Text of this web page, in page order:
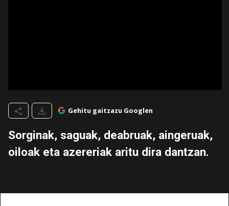
Gehitu gaitzazu Googlen
Sorginak, saguak, deabruak, aingeruak,
oiloak eta azereriak aritu dira dantzan.